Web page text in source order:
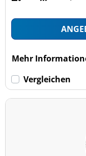
Mehr
Vergleichen